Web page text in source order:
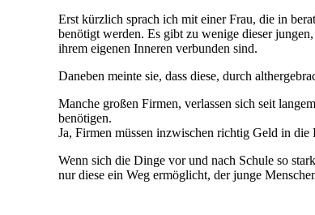
Erst kürzlich sprach ich mit einer Frau, die in
benötigt werden. Es gibt zu wenige dieser
ihrem eigenen Inneren verbunden sind.
Daneben meinte sie, dass diese, durch
Manche großen Firmen, verlassen sich seit
benötigen.
Ja, Firmen müssen inzwischen richtig Geld in
Wenn sich die Dinge vor und nach Schule so
nur diese ein Weg ermöglicht, der junge